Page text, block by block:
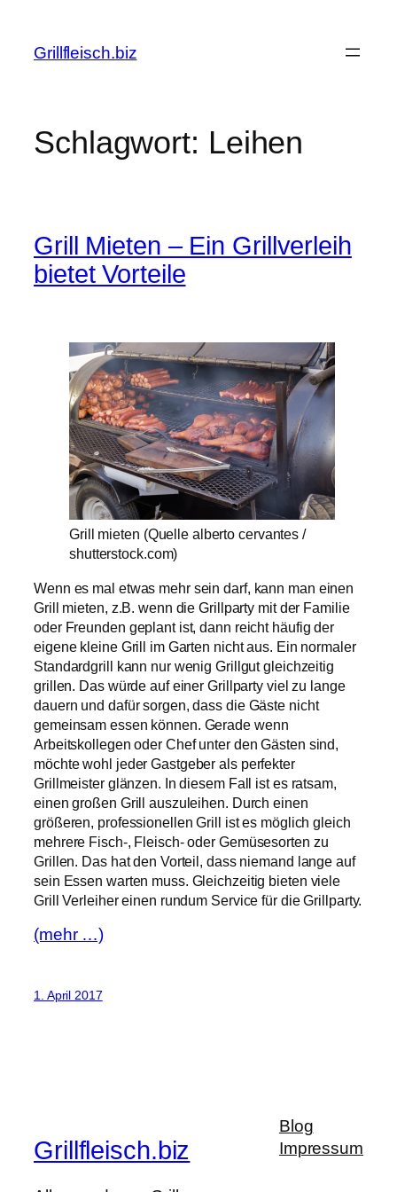
springen
Grillfleisch.biz
Schlagwort: Leihen
Grill Mieten – Ein Grillverleih
bietet Vorteile
Grill mieten (Quelle alberto cervantes /
shutterstock.com)
Wenn es mal etwas mehr sein darf, kann man einen
Grill mieten, z.B. wenn die Grillparty mit der Familie
oder Freunden geplant ist, dann reicht häufig der
eigene kleine Grill im Garten nicht aus. Ein normaler
Standardgrill kann nur wenig Grillgut gleichzeitig
grillen. Das würde auf einer Grillparty viel zu lange
dauern und dafür sorgen, dass die Gäste nicht
gemeinsam essen können. Gerade wenn
Arbeitskollegen oder Chef unter den Gästen sind,
möchte wohl jeder Gastgeber als perfekter
Grillmeister glänzen. In diesem Fall ist es ratsam,
einen großen Grill auszuleihen. Durch einen
größeren, professionellen Grill ist es möglich gleich
mehrere Fisch-, Fleisch- oder Gemüsesorten zu
Grillen. Das hat den Vorteil, dass niemand lange auf
sein Essen warten muss. Gleichzeitig bieten viele
Grill Verleiher einen rundum Service für die Grillparty.
(mehr …)
1. April 2017
Grillfleisch.biz
Blog
Impressum